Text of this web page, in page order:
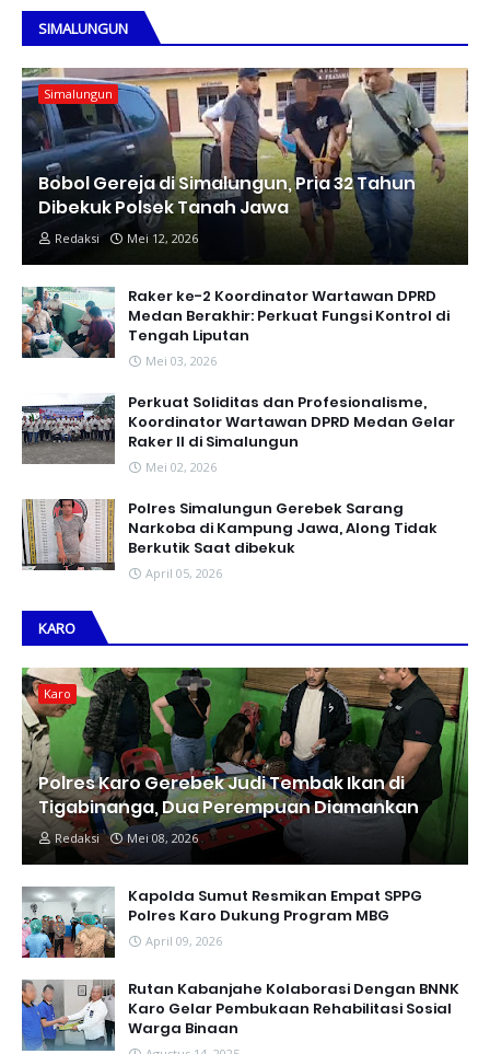
SIMALUNGUN
Simalungun
Bobol Gereja di Simalungun, Pria 32 Tahun
Dibekuk Polsek Tanah Jawa
Redaksi Mei 12, 2026
Raker ke-2 Koordinator Wartawan DPRD
Medan Berakhir: Perkuat Fungsi Kontrol di
Tengah Liputan
Mei 03, 2026
Perkuat Soliditas dan Profesionalisme,
Koordinator Wartawan DPRD Medan Gelar
Raker II di Simalungun
Mei 02, 2026
Polres Simalungun Gerebek Sarang
Narkoba di Kampung Jawa, Along Tidak
Berkutik Saat dibekuk
April 05, 2026
KARO
Karo
Polres Karo Gerebek Judi Tembak Ikan di
Tigabinanga, Dua Perempuan Diamankan
Redaksi Mei 08, 2026
Kapolda Sumut Resmikan Empat SPPG
Polres Karo Dukung Program MBG
April 09, 2026
Rutan Kabanjahe Kolaborasi Dengan BNNK
Karo Gelar Pembukaan Rehabilitasi Sosial
Warga Binaan